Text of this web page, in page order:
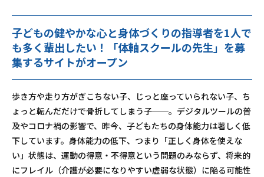
子どもの健やかな心と身体づくりの指導者を1人で
も多く輩出したい！「体軸スクールの先生」を募
集するサイトがオープン
歩き方や走り方がぎこちない子、じっと座っていられない子、ち
ょっと転んだだけで骨折してしまう子──。デジタルツールの普
及やコロナ禍の影響で、昨今、子どもたちの身体能力は著しく低
下しています。身体能力の低下、つまり「正しく身体を使えな
い」状態は、運動の得意・不得意という問題のみならず、将来的
にフレイル（介護が必要になりやすい虚弱な状態）に陥る可能性